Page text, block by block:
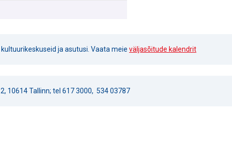
ja asutusi. Vaata meie väljasõitude kalendrit
10614 Tallinn; tel 617 3000, 534 03787